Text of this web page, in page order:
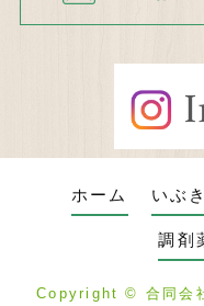
ホーム いぶき
調剤
Copyright © 合同会